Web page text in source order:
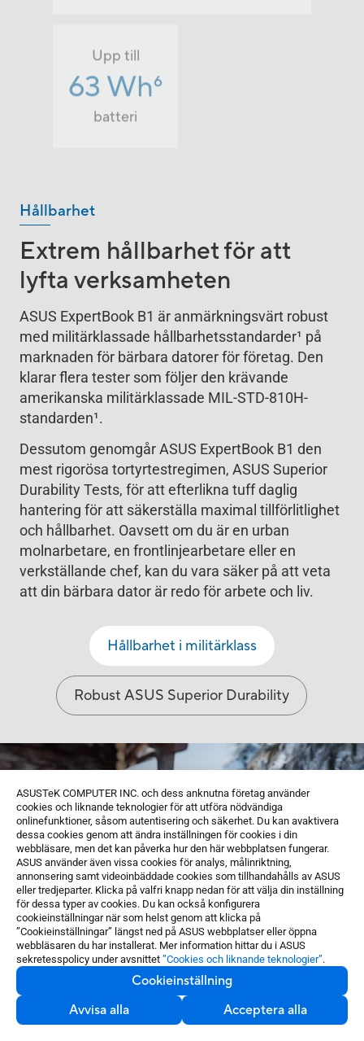
ASUSTeK COMPUTER INC. och dess anknutna företag använder
cookies och liknande teknologier för att utföra nödvändiga
onlinefunktioner, såsom autentisering och säkerhet. Du kan avaktivera
dessa cookies genom att ändra inställningen för cookies i din
webbläsare, men det kan påverka hur den här webbplatsen fungerar.
ASUS använder även vissa cookies för analys, målinriktning,
annonsering samt videoinbäddade cookies som tillhandahålls av ASUS
eller tredjeparter. Klicka på valfri knapp nedan för att välja din inställning
för dessa typer av cookies. Du kan också konfigurera
cookieinställningar när som helst genom att klicka på
”Cookieinställningar” längst ned på ASUS webbplatser eller öppna
webbläsaren du har installerat. Mer information hittar du i ASUS
sekretesspolicy under avsnittet ”Cookies och liknande teknologier”.
Cookieinställning
Avvisa alla
Acceptera alla
Upp till
63 Wh6
batteri
Hållbarhet
Extrem hållbarhet för att
lyfta verksamheten
ASUS ExpertBook B1 är anmärkningsvärt robust
med militärklassade hållbarhetsstandarder1 på
marknaden för bärbara datorer för företag. Den
klarar flera tester som följer den krävande
amerikanska militärklassade MIL-STD-810H-
standarden1.
Dessutom genomgår ASUS ExpertBook B1 den
mest rigorösa tortyrtestregimen, ASUS Superior
Durability Tests, för att efterlikna tuff daglig
hantering för att säkerställa maximal tillförlitlighet
och hållbarhet. Oavsett om du är en urban
molnarbetare, en frontlinjearbetare eller en
verkställande chef, kan du vara säker på att veta
att din bärbara dator är redo för arbete och liv.
Hållbarhet i militärklass
Robust ASUS Superior Durability